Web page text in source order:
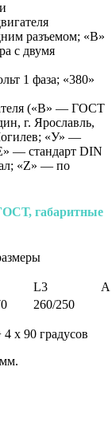
разъемом; «B»
с двумя
1 фаза; «380»
(«В» — ГОСТ
г. Ярославль,
«У» —
— стандарт DIN
«Z» — по
габаритные
L3
A
260/250
х 90 градусов